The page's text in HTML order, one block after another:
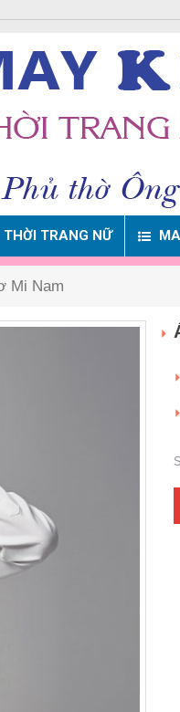
THỜI TRANG NỮ
Mi Nam